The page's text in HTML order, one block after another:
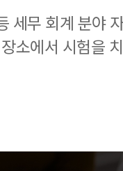
세무 회계 분야
소에서 시험을